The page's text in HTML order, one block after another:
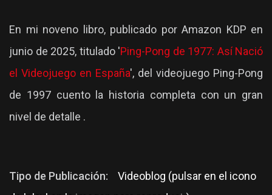
En mi noveno libro, publicado por Amazon KDP en
junio de 2025, titulado 'Ping-Pong de 1977: Así Nació
el Videojuego en España', del videojuego Ping-Pong
de 1997 cuento la historia completa con un gran
nivel de detalle .
Tipo de Publicación:
Videoblog (pulsar en el icono